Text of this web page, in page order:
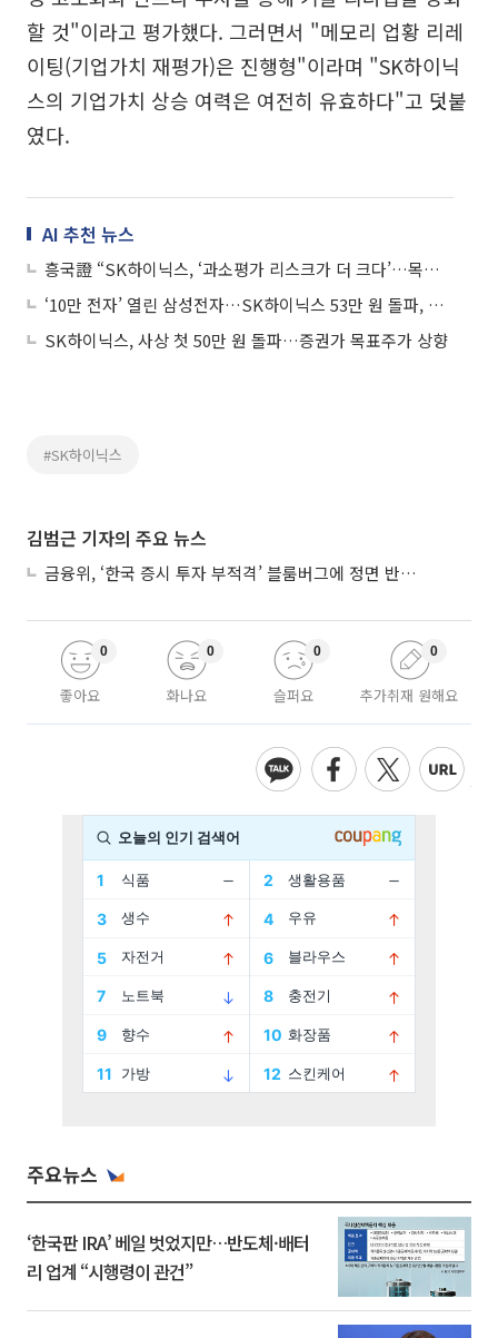
할 것"이라고 평가했다. 그러면서 "메모리 업황 리레
이팅(기업가치 재평가)은 진행형"이라며 "SK하이닉
스의 기업가치 상승 여력은 여전히 유효하다"고 덧붙
였다.
AI 추천 뉴스
흥국證 “SK하이닉스, ‘과소평가 리스크가 더 크다’…목표주가 55만 원으로 상향“
‘10만 전자’ 열린 삼성전자…SK하이닉스 53만 원 돌파, 반도체株 질주
SK하이닉스, 사상 첫 50만 원 돌파…증권가 목표주가 상향
#SK하이닉스
김범근 기자의 주요 뉴스
금융위, ‘한국 증시 투자 부적격’ 블룸버그에 정면 반박…“근거 불분명”
좋아요
0
화나요
0
슬퍼요
0
추가취재 원해요
0
주요뉴스
‘한국판 IRA’ 베일 벗었지만…반도체·배터
리 업계 “시행령이 관건”